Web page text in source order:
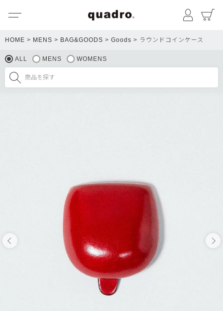
マイペ
HOME MENS BAG&GOODS Goods ラウンドコインケース
ALL MENS WOMENS